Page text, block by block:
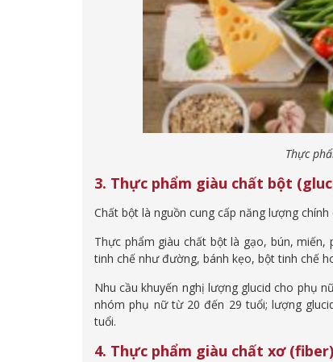
Thực
3. Thực phẩm giàu chất bột
Chất bột là nguồn cung cấp năng lượng
Thực phẩm giàu chất bột là gạo, bún,
tinh chế như đường, bánh kẹo, bột tinh chế
Nhu cầu khuyến nghị lượng glucid cho phụ
nhóm phụ nữ từ 20 đến 29 tuổi; lượng
tuổi.
4. Thực phẩm giàu chất xơ (fiber)